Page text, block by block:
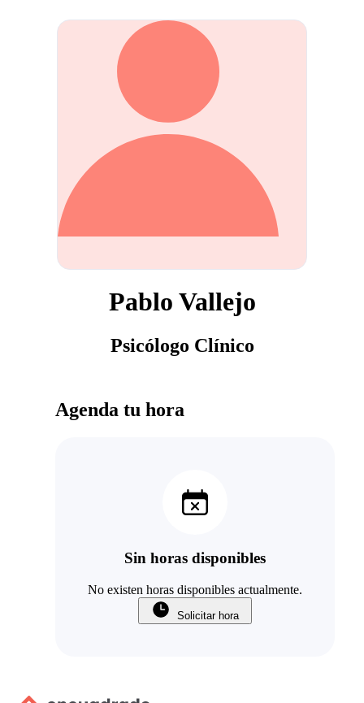
Pablo Vallejo
Psicólogo Clínico
Agenda tu hora
Sin horas disponibles
No existen horas disponibles actualmente.
Solicitar hora